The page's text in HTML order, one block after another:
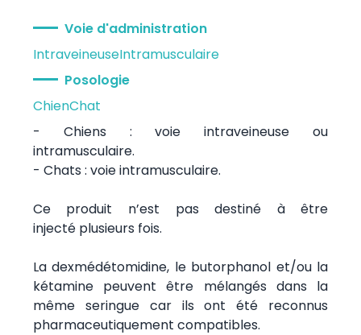
Voie d'administration
IntraveineuseIntramusculaire
Posologie
ChienChat
- Chiens : voie intraveineuse ou
intramusculaire.
- Chats : voie intramusculaire.
Ce produit n’est pas destiné à être
injecté plusieurs fois.
La dexmédétomidine, le butorphanol et/ou la
kétamine peuvent être mélangés dans la
même seringue car ils ont été reconnus
pharmaceutiquement compatibles.